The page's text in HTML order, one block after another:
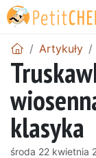
Artykuły
klasyka
środa 22 kwietnia